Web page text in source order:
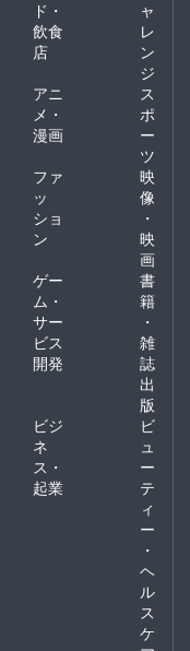
ド・
飲食
店
ャ
レ
ン
ジ
アニ
メ・
漫画
ス
ポ
ー
ツ
ファ
ッ
ショ
ン
映
像
・
映
画
ゲー
ム・
サー
ビス
開発
書
籍
・
雑
誌
出
版
ビジ
ネ
ス・
起業
ビ
ュ
ー
テ
ィ
ー
・
ヘ
ル
ス
ケ